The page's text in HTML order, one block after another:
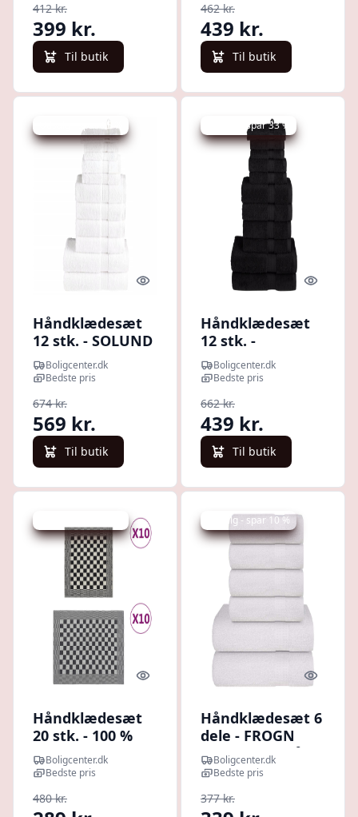
412 kr.
399 kr.
Til butik
462 kr.
439 kr.
Til butik
Udsalg - spar 15 %
Quick look
Håndklædesæt
12 stk. - SOLUND
Premium 600
g/m², hvid
Boligcenter.dk
Bedste pris
674 kr.
569 kr.
Til butik
Udsalg - spar 33 %
Quick
Håndklædesæt
12 stk. -
Premium
SOLUND 600
Boligcenter.dk
Bedste pris
662 kr.
439 kr.
Til butik
Quick look
Håndklædesæt
20 stk. - 100 %
bomuld,
sort/hvid
Boligcenter.dk
Bedste pris
480 kr.
Udsalg - spar 10 %
Quick
Håndklædesæt 6
dele - FROGN
hvid, 360 g/m²
bomuld
Boligcenter.dk
Bedste pris
377 kr.